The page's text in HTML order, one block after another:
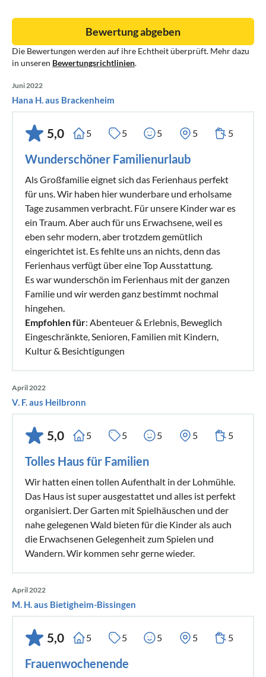
Die Bewertungen werden auf ihre Echtheit überprüft. Mehr dazu
in unseren Bewertungsrichtlinien.
Bewertung abgeben
Juni 2022
Hana H. aus Brackenheim
5,0 5 5 5 5 5
Wunderschöner Familienurlaub
Als Großfamilie eignet sich das Ferienhaus perfekt
für uns. Wir haben hier wunderbare und erholsame
Tage zusammen verbracht. Für unsere Kinder war es
ein Traum. Aber auch für uns Erwachsene, weil es
eben sehr modern, aber trotzdem gemütlich
eingerichtet ist. Es fehlte uns an nichts, denn das
Ferienhaus verfügt über eine Top Ausstattung.
Es war wunderschön im Ferienhaus mit der ganzen
Familie und wir werden ganz bestimmt nochmal
hingehen.
Empfohlen für: Abenteuer & Erlebnis, Beweglich
Eingeschränkte, Senioren, Familien mit Kindern,
Kultur & Besichtigungen
April 2022
V. F. aus Heilbronn
5,0 5 5 5 5 5
Tolles Haus für Familien
Wir hatten einen tollen Aufenthalt in der Lohmühle.
Das Haus ist super ausgestattet und alles ist perfekt
organisiert. Der Garten mit Spielhäuschen und der
nahe gelegenen Wald bieten für die Kinder als auch
die Erwachsenen Gelegenheit zum Spielen und
Wandern. Wir kommen sehr gerne wieder.
April 2022
M. H. aus Bietigheim-Bissingen
5,0 5 5 5 5 5
Frauenwochenende